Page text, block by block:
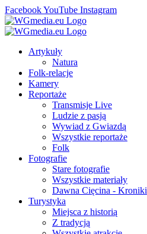
FacebookYouTube Instagram
Artykuły
Natura
Folk-relacje
Kamery
Reportaże
Transmisje Live
Ludzie z pasją
Wywiad z Gwiazdą
Wszystkie reportaże
Folk
Fotografie
Stare fotografie
Wszystkie materiały
Dawna Cięcina - Kroniki
Turystyka
Miejsca z historią
Z tradycją